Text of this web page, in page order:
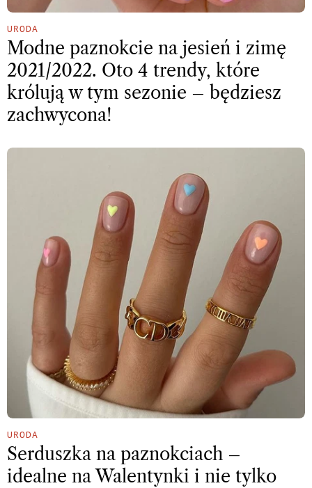
URODA
Modne paznokcie na jesień i zimę
2021/2022. Oto 4 trendy, które
królują w tym sezonie – będziesz
zachwycona!
URODA
Serduszka na paznokciach –
idealne na Walentynki i nie tylko